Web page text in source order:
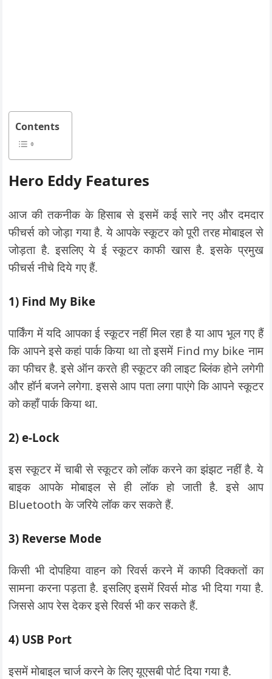
Contents
Hero Eddy Features
आज की तकनीक के हिसाब से इसमें कई सारे नए और दमदार
फीचर्स को जोड़ा गया है. ये आपके स्कूटर को पूरी तरह मोबाइल से
जोड़ता है. इसलिए ये ई स्कूटर काफी खास है. इसके प्रमुख
फीचर्स नीचे दिये गए हैं.
1) Find My Bike
पार्किंग में यदि आपका ई स्कूटर नहीं मिल रहा है या आप भूल गए हैं
कि आपने इसे कहां पार्क किया था तो इसमें Find my bike नाम
का फीचर है. इसे ऑन करते ही स्कूटर की लाइट ब्लिंक होने लगेगी
और हॉर्न बजने लगेगा. इससे आप पता लगा पाएंगे कि आपने स्कूटर
को कहाँ पार्क किया था.
2) e-Lock
इस स्कूटर में चाबी से स्कूटर को लॉक करने का झंझट नहीं है. ये
बाइक आपके मोबाइल से ही लॉक हो जाती है. इसे आप
Bluetooth के जरिये लॉक कर सकते हैं.
3) Reverse Mode
किसी भी दोपहिया वाहन को रिवर्स करने में काफी दिक्कतों का
सामना करना पड़ता है. इसलिए इसमें रिवर्स मोड भी दिया गया है.
जिससे आप रेस देकर इसे रिवर्स भी कर सकते हैं.
4) USB Port
इसमें मोबाइल चार्ज करने के लिए यूएसबी पोर्ट दिया गया है.